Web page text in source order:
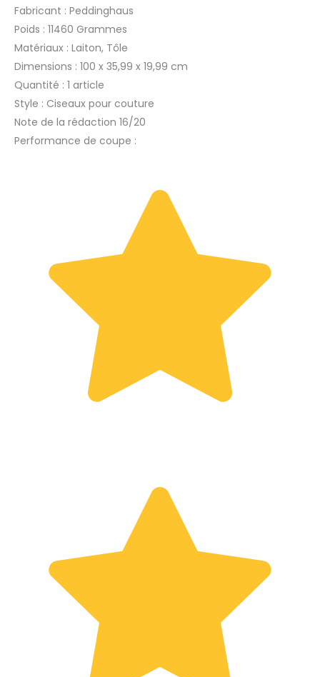
Fabricant : Peddinghaus
Poids : 11460 Grammes
Matériaux : Laiton, Tôle
Dimensions : 100 x 35,99 x 19,99 cm
Quantité : 1 article
Style : Ciseaux pour couture
Note de la rédaction 16/20
Performance de coupe :